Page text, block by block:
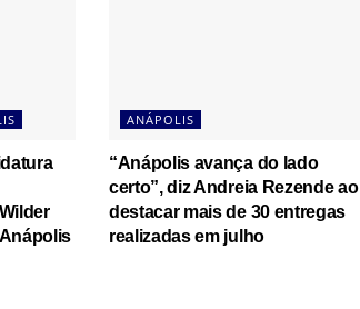
ANÁPOLIS
“Anápolis avança do lado
certo”, diz Andreia Rezende ao
destacar mais de 30 entregas
realizadas em julho